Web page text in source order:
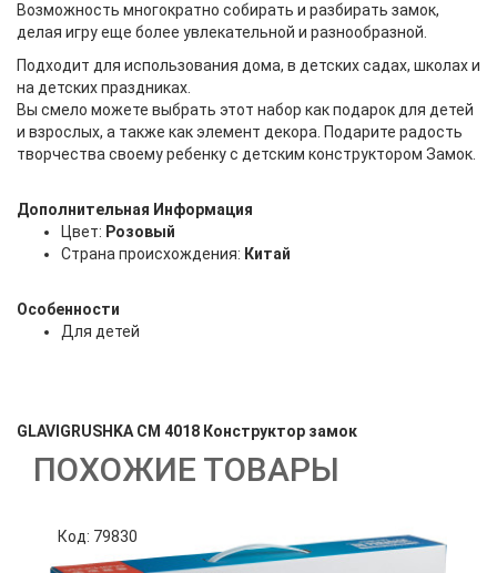
Возможность многократно собирать и разбирать замок,
делая игру еще более увлекательной и разнообразной.
Подходит для использования дома, в детских садах, школах и
на детских праздниках.
Вы смело можете выбрать этот набор как подарок для детей
и взрослых, а также как элемент декора. Подарите радость
творчества своему ребенку с детским конструктором Замок.
Дополнительная Информация
Цвет: Розовый
Страна происхождения: Китай
Особенности
Для детей
GLAVIGRUSHKA СM 4018 Конструктор замок
ПОХОЖИЕ ТОВАРЫ
Код: 79830